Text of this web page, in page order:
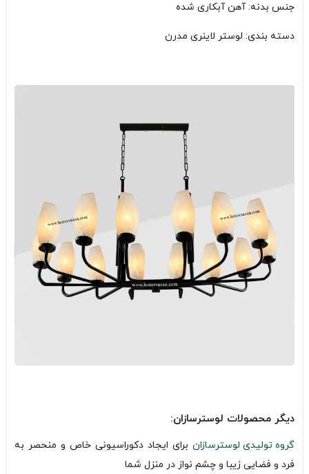
جنس بدنه: آهن آبکاری شده
دسته بندی: لوستر لاینری مدرن
دیگر محصولات لوسترسازان:
گروه تولیدی لوسترسازان برای ایجاد دکوراسیونی خاص و منحصر به
فرد و فضایی زیبا و چشم نواز در منزل شما